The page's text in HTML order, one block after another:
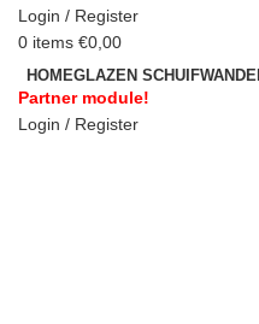
Login / Register
0 items €0,00
HOMEGLAZEN
Partner module!
Login / Register